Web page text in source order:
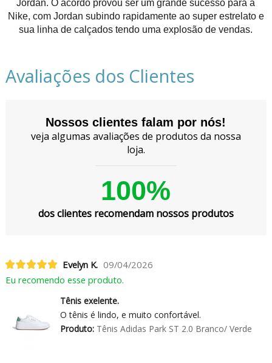
Jordan. O acordo provou ser um grande sucesso para a
Nike, com Jordan subindo rapidamente ao super estrelato e
sua linha de calçados tendo uma explosão de vendas.
Avaliações dos Clientes
Nossos clientes falam por nós!
veja algumas avaliações de produtos da nossa
loja.
100%
dos clientes recomendam nossos produtos
Evelyn K. 09/04/2026
Eu recomendo esse produto.
Tênis exelente.
O tênis é lindo, e muito confortável.
Produto:Tênis Adidas Park ST 2.0 Branco/ Verde